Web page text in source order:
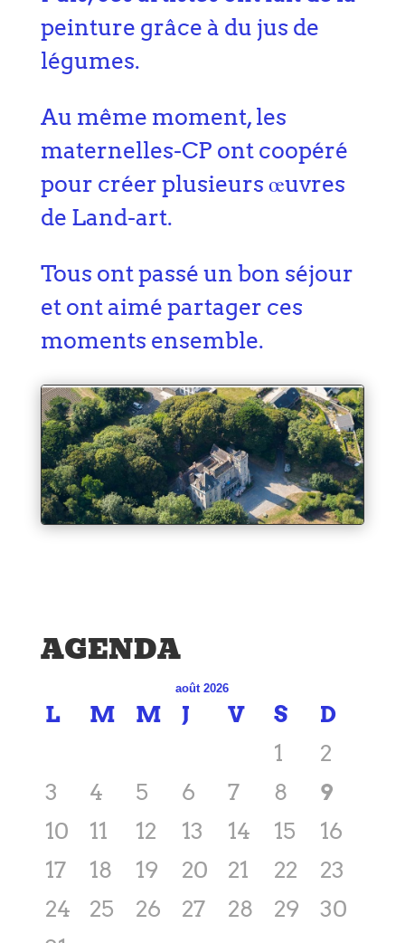
peinture grâce à du jus de
légumes.
Au même moment, les
maternelles-CP ont coopéré
pour créer plusieurs œuvres
de Land-art.
Tous ont passé un bon séjour
et ont aimé partager ces
moments ensemble.
AGENDA
août 2026
L M M J V S
D
1
2
3
4 5 6 7 8
9
10
11 12 13 14 15
16
17
18 19 20 21 22
23
24
25 26 27 28 29
30